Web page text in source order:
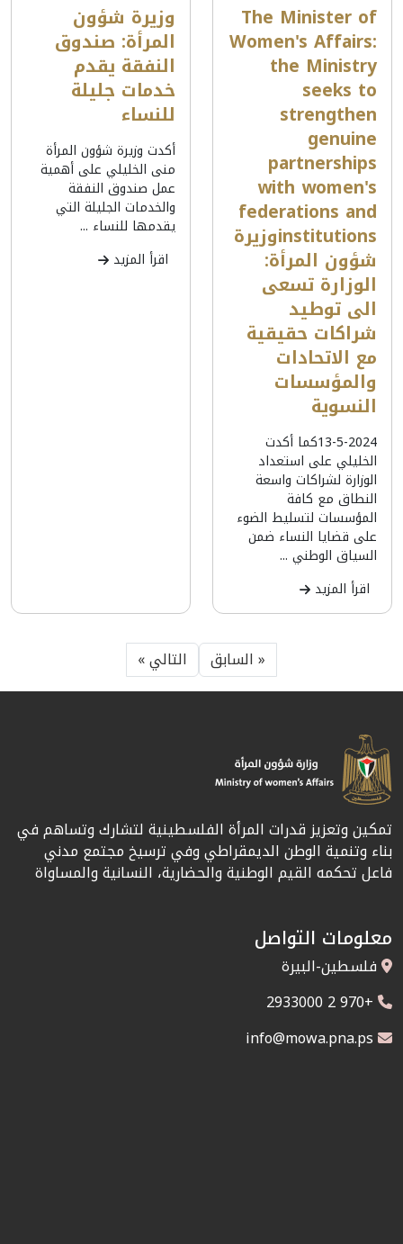
The Minister of
Women's Affairs:
the Ministry
seeks to
strengthen
genuine
partnerships
with women's
federations and
institutionsوزيرة
شؤون المرأة:
الوزارة تسعى
الى توطيد
شراكات حقيقية
مع الاتحادات
والمؤسسات
النسوية
13-5-2024كما أكدت
الخليلي على استعداد
الوزارة لشراكات واسعة
النطاق مع كافة
المؤسسات لتسليط الضوء
على قضايا النساء ضمن
السياق الوطني ...
اقرأ المزيد
وزيرة شؤون
المرأة: صندوق
النفقة يقدم
خدمات جليلة
للنساء
أكدت وزيرة شؤون المرأة
منى الخليلي على أهمية
عمل صندوق النفقة
والخدمات الجليلة التي
يقدمها للنساء ...
اقرأ المزيد
« السابق التالي »
تمكين وتعزيز قدرات المرأة الفلسطينية لتشارك وتساهم في
بناء وتنمية الوطن الديمقراطي وفي ترسيخ مجتمع مدني
فاعل تحكمه القيم الوطنية والحضارية، النسانية والمساواة
معلومات التواصل
فلسطين-البيرة
+970 2 2933000
info@mowa.pna.ps